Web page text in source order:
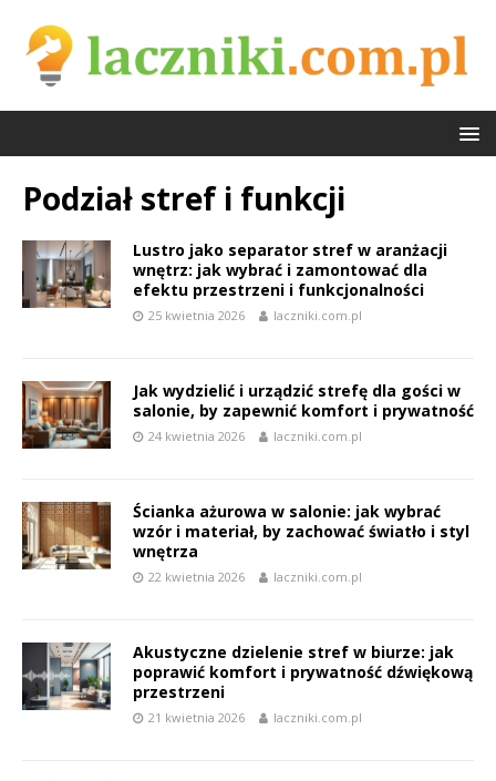
Podział stref i funkcji
Lustro jako separator stref w aranżacji
wnętrz: jak wybrać i zamontować dla
efektu przestrzeni i funkcjonalności
25 kwietnia 2026 laczniki.com.pl
Jak wydzielić i urządzić strefę dla gości w
salonie, by zapewnić komfort i prywatność
24 kwietnia 2026 laczniki.com.pl
Ścianka ażurowa w salonie: jak wybrać
wzór i materiał, by zachować światło i styl
wnętrza
22 kwietnia 2026 laczniki.com.pl
Akustyczne dzielenie stref w biurze: jak
poprawić komfort i prywatność dźwiękową
przestrzeni
21 kwietnia 2026 laczniki.com.pl